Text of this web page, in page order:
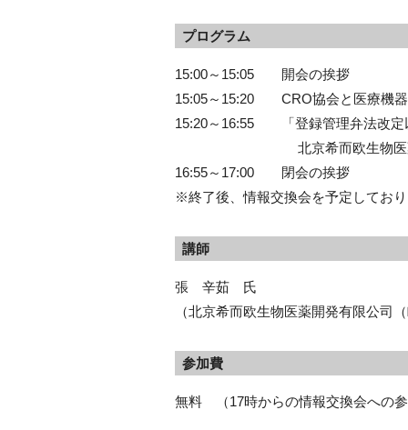
プログラム
15:00～15:05 開会の挨拶
15:05～15:20 CRO協会と医療機器
15:20～16:55 「登録管理弁法改
北京希而欧生物医薬開発有
16:55～17:00 閉会の挨拶
※終了後、情報交換会を予定してお
講師
張 辛茹 氏
（北京希而欧生物医薬開発有限公
参加費
無料 （17時からの情報交換会への